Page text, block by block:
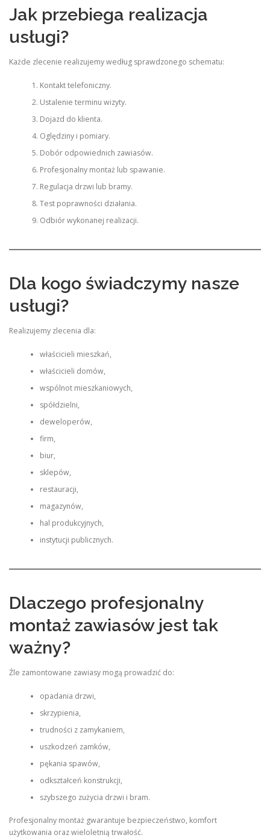
Jak przebiega realizacja
usługi?
Każde zlecenie realizujemy według sprawdzonego schematu:
Kontakt telefoniczny.
Ustalenie terminu wizyty.
Dojazd do klienta.
Oględziny i pomiary.
Dobór odpowiednich zawiasów.
Profesjonalny montaż lub spawanie.
Regulacja drzwi lub bramy.
Test poprawności działania.
Odbiór wykonanej realizacji.
Dla kogo świadczymy nasze
usługi?
Realizujemy zlecenia dla:
właścicieli mieszkań,
właścicieli domów,
wspólnot mieszkaniowych,
spółdzielni,
deweloperów,
firm,
biur,
sklepów,
restauracji,
magazynów,
hal produkcyjnych,
instytucji publicznych.
Dlaczego profesjonalny
montaż zawiasów jest tak
ważny?
Źle zamontowane zawiasy mogą prowadzić do:
opadania drzwi,
skrzypienia,
trudności z zamykaniem,
uszkodzeń zamków,
pękania spawów,
odkształceń konstrukcji,
szybszego zużycia drzwi i bram.
Profesjonalny montaż gwarantuje bezpieczeństwo, komfort
użytkowania oraz wieloletnią trwałość.